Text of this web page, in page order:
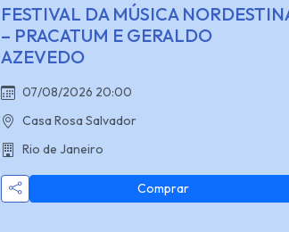
FESTIVAL DA MÚSICA
– PRACATUM E GERALDO
AZEVEDO
07/08/2026 20:00
Casa Rosa Salvador
Rio de Janeiro
Comprar